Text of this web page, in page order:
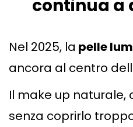
continua a
Nel 2025, la pelle
ancora al centro
Il make up naturale,
senza coprirlo